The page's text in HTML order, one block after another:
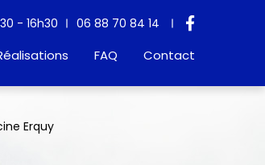
- 16h30 06 88 70 84 14
FAQ Contact
Erquy